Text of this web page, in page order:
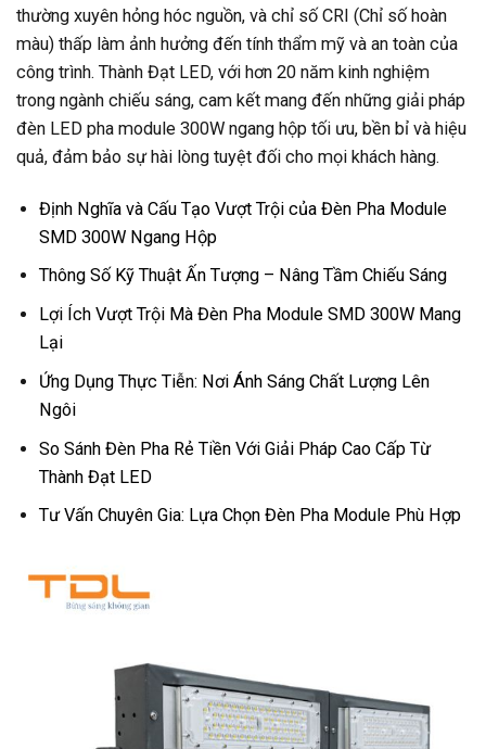
thường xuyên hỏng hóc nguồn, và chỉ số CRI (Chỉ số hoàn
màu) thấp làm ảnh hưởng đến tính thẩm mỹ và an toàn của
công trình. Thành Đạt LED, với hơn 20 năm kinh nghiệm
trong ngành chiếu sáng, cam kết mang đến những giải pháp
đèn LED pha module 300W ngang hộp tối ưu, bền bỉ và hiệu
quả, đảm bảo sự hài lòng tuyệt đối cho mọi khách hàng.
Định Nghĩa và Cấu Tạo Vượt Trội của Đèn Pha Module
SMD 300W Ngang Hộp
Thông Số Kỹ Thuật Ấn Tượng – Nâng Tầm Chiếu Sáng
Lợi Ích Vượt Trội Mà Đèn Pha Module SMD 300W Mang
Lại
Ứng Dụng Thực Tiễn: Nơi Ánh Sáng Chất Lượng Lên
Ngôi
So Sánh Đèn Pha Rẻ Tiền Với Giải Pháp Cao Cấp Từ
Thành Đạt LED
Tư Vấn Chuyên Gia: Lựa Chọn Đèn Pha Module Phù Hợp